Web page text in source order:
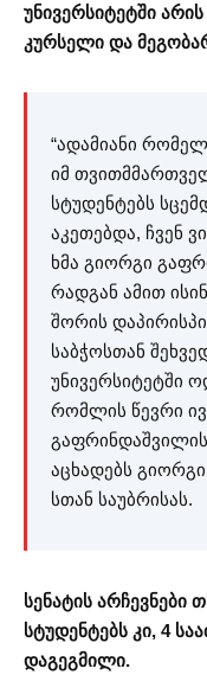
უნივერსიტეტში
კურსელი და
“ადამიანი
იმ
სტუდენტებს
აკეთებდა, ჩვენ
ხმა გიორგი
რადგან ამით
შორის
საბჭოსთან
უნივერსიტეტში
რომლის წევრი
აცხადებს გიორგი
სთან საუბრისას.
სენატის არჩევნები
სტუდენტებს კი, 4
დაგეგმილი.